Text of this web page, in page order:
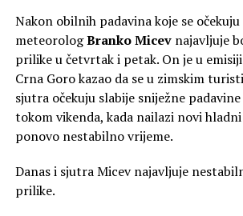
Nakon obilnih padavina koje se
meteorologBranko Micevnajavljuje
prilike u četvrtak i petak. On je u
Crna Goro kazao da se u zimskim
sjutra očekuju slabije sniježne
tokom vikenda, kada nailazi novi
ponovo nestabilno vrijeme.
Danas i sjutra Micev najavljuje
prilike.